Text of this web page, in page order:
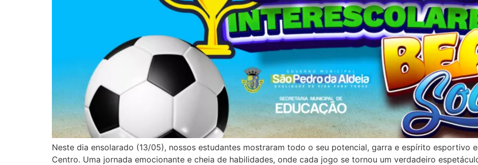
Neste dia ensolarado (13/05), nossos estudantes mostraram todo o seu potencial, garra e espírito esportivo
Centro. Uma jornada emocionante e cheia de habilidades, onde cada jogo se tornou um verdadeiro